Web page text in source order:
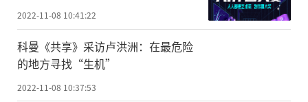
2022-11-08 10:41:22
科曼《共享》采访卢洪洲：在最危险
的地方寻找“生机”
2022-11-08 10:37:53